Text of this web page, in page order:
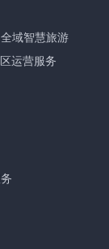
全域智慧旅游
运营服务